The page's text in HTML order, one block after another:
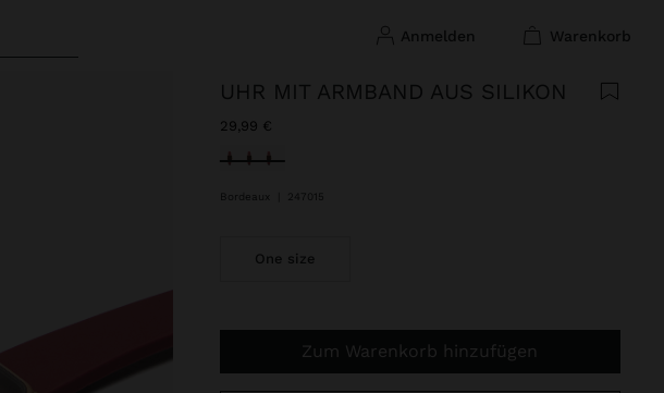
anmelden warenkorb
UHR MIT ARMBAND AUS SILIKON
29,99 €
ausgewählt
Bordeaux 247015
One size
Zum Warenkorb hinzufügen